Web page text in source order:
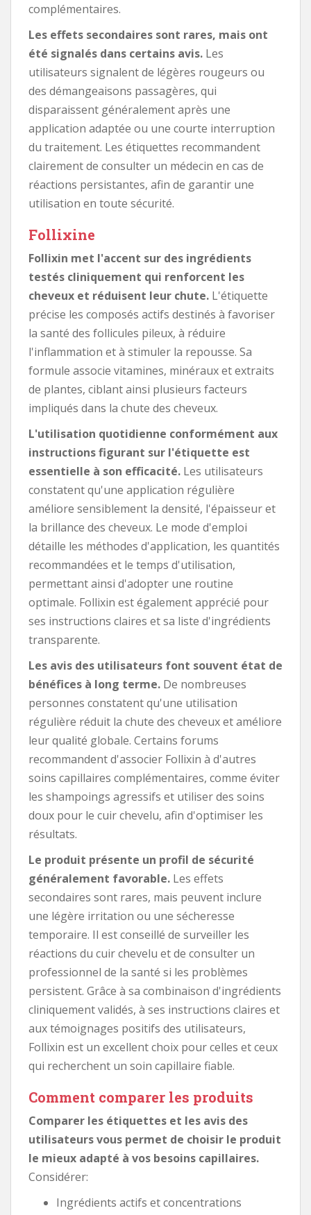
complémentaires.
Les effets secondaires sont rares, mais ont
été signalés dans certains avis. Les
utilisateurs signalent de légères rougeurs ou
des démangeaisons passagères, qui
disparaissent généralement après une
application adaptée ou une courte interruption
du traitement. Les étiquettes recommandent
clairement de consulter un médecin en cas de
réactions persistantes, afin de garantir une
utilisation en toute sécurité.
Follixine
Follixin met l'accent sur des ingrédients
testés cliniquement qui renforcent les
cheveux et réduisent leur chute. L'étiquette
précise les composés actifs destinés à favoriser
la santé des follicules pileux, à réduire
l'inflammation et à stimuler la repousse. Sa
formule associe vitamines, minéraux et extraits
de plantes, ciblant ainsi plusieurs facteurs
impliqués dans la chute des cheveux.
L'utilisation quotidienne conformément aux
instructions figurant sur l'étiquette est
essentielle à son efficacité. Les utilisateurs
constatent qu'une application régulière
améliore sensiblement la densité, l'épaisseur et
la brillance des cheveux. Le mode d'emploi
détaille les méthodes d'application, les quantités
recommandées et le temps d'utilisation,
permettant ainsi d'adopter une routine
optimale. Follixin est également apprécié pour
ses instructions claires et sa liste d'ingrédients
transparente.
Les avis des utilisateurs font souvent état de
bénéfices à long terme. De nombreuses
personnes constatent qu'une utilisation
régulière réduit la chute des cheveux et améliore
leur qualité globale. Certains forums
recommandent d'associer Follixin à d'autres
soins capillaires complémentaires, comme éviter
les shampoings agressifs et utiliser des soins
doux pour le cuir chevelu, afin d'optimiser les
résultats.
Le produit présente un profil de sécurité
généralement favorable. Les effets
secondaires sont rares, mais peuvent inclure
une légère irritation ou une sécheresse
temporaire. Il est conseillé de surveiller les
réactions du cuir chevelu et de consulter un
professionnel de la santé si les problèmes
persistent. Grâce à sa combinaison d'ingrédients
cliniquement validés, à ses instructions claires et
aux témoignages positifs des utilisateurs,
Follixin est un excellent choix pour celles et ceux
qui recherchent un soin capillaire fiable.
Comment comparer les produits
Comparer les étiquettes et les avis des
utilisateurs vous permet de choisir le produit
le mieux adapté à vos besoins capillaires.
Considérer:
Ingrédients actifs et concentrations